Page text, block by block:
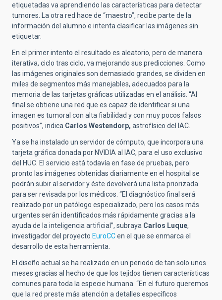
etiquetadas va aprendiendo las características para detectar
tumores. La otra red hace de “maestro”, recibe parte de la
información del alumno e intenta clasificar las imágenes sin
etiquetar.
En el primer intento el resultado es aleatorio, pero de manera
iterativa, ciclo tras ciclo, va mejorando sus predicciones. Como
las imágenes originales son demasiado grandes, se dividen en
miles de segmentos más manejables, adecuados para la
memoria de las tarjetas gráficas utilizadas en el análisis. “Al
final se obtiene una red que es capaz de identificar si una
imagen es tumoral con alta fiabilidad y con muy pocos falsos
positivos”, indica Carlos Westendorp, astrofísico del IAC.
Ya se ha instalado un servidor de cómputo, que incorpora una
tarjeta gráfica donada por NVIDIA al IAC, para el uso exclusivo
del HUC. El servicio está todavía en fase de pruebas, pero
pronto las imágenes obtenidas diariamente en el hospital se
podrán subir al servidor y éste devolverá una lista priorizada
para ser revisada por los médicos. “El diagnóstico final será
realizado por un patólogo especializado, pero los casos más
urgentes serán identificados más rápidamente gracias a la
ayuda de la inteligencia artificial”, subraya Carlos Luque,
investigador del proyecto EuroCCen el que se enmarca el
desarrollo de esta herramienta.
El diseño actual se ha realizado en un periodo de tan solo unos
meses gracias al hecho de que los tejidos tienen características
comunes para toda la especie humana. “En el futuro queremos
que la red preste más atención a detalles específicos